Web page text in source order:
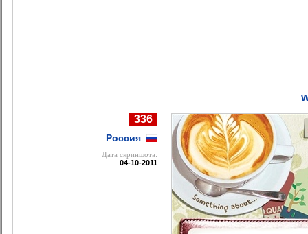
336
Россия
Дата cкриншота:
04-10-2011